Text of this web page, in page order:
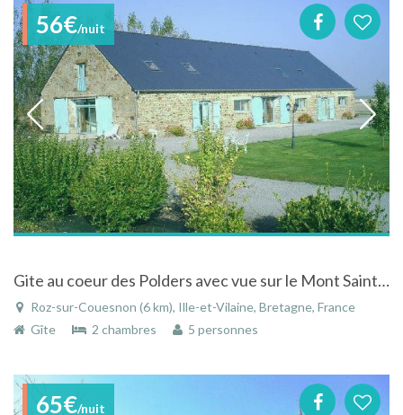
56€/nuit
Gite au coeur des Polders avec vue sur le Mont Saint Michel depuis la fenêtre, proche de Saint Malo
Roz-sur-Couesnon (6 km), Ille-et-Vilaine, Bretagne, France
Gîte
2 chambres 5 personnes
65€/nuit